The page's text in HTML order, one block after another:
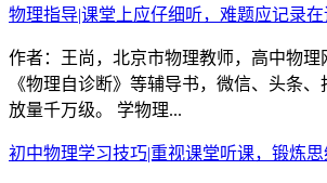
物理指导|课堂上应仔细听，难题应记录
作者：王尚，北京市物理教师，高中物理
《物理自诊断》等辅导书，微信、头条
放量千万级。 学物理...
初中物理学习技巧|重视课堂听课，锻炼思